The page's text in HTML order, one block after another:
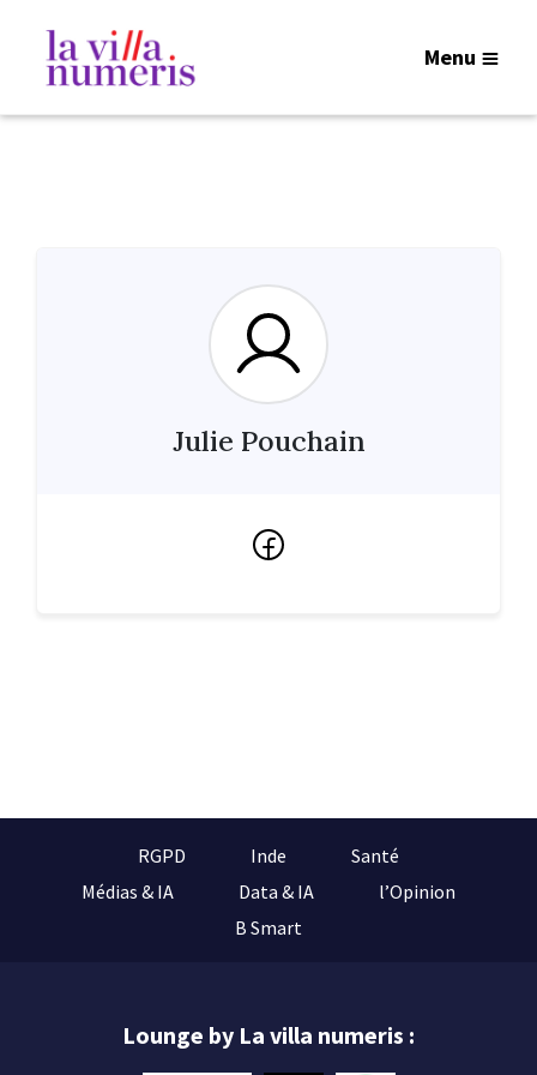
Menu
Julie Pouchain
Facebook
RGPD Inde
Santé
Médias & IA
Data & IA
l’Opinion
B Smart
Lounge by La villa numeris :